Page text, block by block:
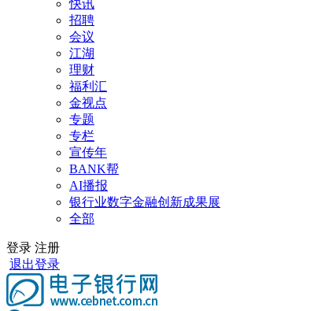
快讯
招聘
会议
江湖
理财
福利汇
金视点
专题
专栏
宣传年
BANK帮
AI播报
银行业数字金融创新成果展
全部
登录 注册
退出登录